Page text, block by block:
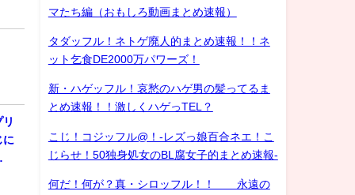
に
マたち編（おもしろ動画まとめ速報）
タダッフル！ネトゲ廃人的まとめ速報！！ネ
ット乞食DE2000万パワーズ！
新・ハゲッフル！哀愁のハゲ男の髪ってるま
とめ速報！！激しくハゲっTEL？
こじ！コジッフル@！-レズっ娘百合ネエ！こ
じらせ！50独身処女のBL腐女子的まとめ速報-
何だ！何が？真・シロッフル！！ 永遠の